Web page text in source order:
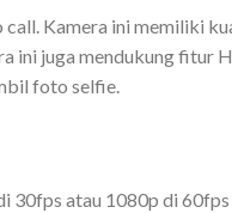
Kamera ini memiliki
ini juga mendukung fitur
foto selfie.
30fps atau 1080p di